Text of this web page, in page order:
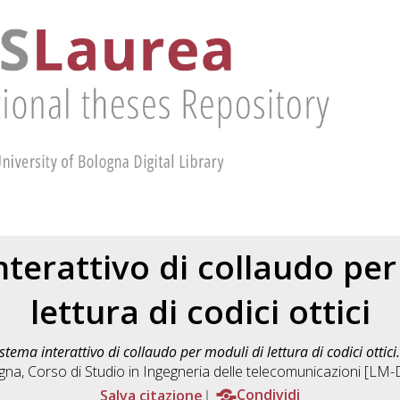
di collaudo
lettura di codici ottici
interattivo di collaudo per moduli di lettura di codici ottici.
Corso di Studio in Ingegneria delle telecomunicazioni
Salva citazione
Condividi